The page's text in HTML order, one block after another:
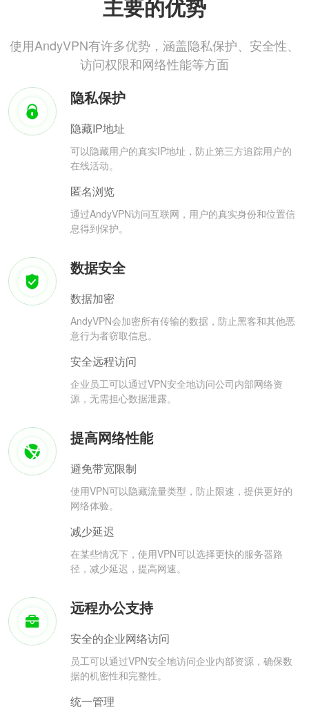
主要的优势
使用AndyVPN有许多优势，涵盖隐私保护、安全性、
访问权限和网络性能等方面
隐私保护
隐藏IP地址
可以隐藏用户的真实IP地址，防止第三方追踪用户的
在线活动。
匿名浏览
通过AndyVPN访问互联网，用户的真实身份和位置信
息得到保护。
数据安全
数据加密
AndyVPN会加密所有传输的数据，防止黑客和其他恶
意行为者窃取信息。
安全远程访问
企业员工可以通过VPN安全地访问公司内部网络资
源，无需担心数据泄露。
提高网络性能
避免带宽限制
使用VPN可以隐藏流量类型，防止限速，提供更好的
网络体验。
减少延迟
在某些情况下，使用VPN可以选择更快的服务器路
径，减少延迟，提高网速。
远程办公支持
安全的企业网络访问
员工可以通过VPN安全地访问企业内部资源，确保数
据的机密性和完整性。
统一管理